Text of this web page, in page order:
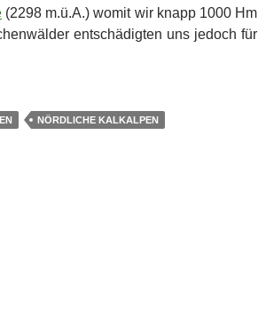
(2298 m.ü.A.) womit wir knapp 1000 Hm
entschädigten uns jedoch für
NÖRDLICHE KALKALPEN